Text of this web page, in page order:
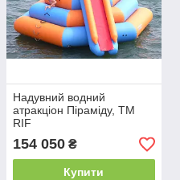
Надувний водний
атракціон Піраміду, TM
RIF
154 050 ₴
Купити